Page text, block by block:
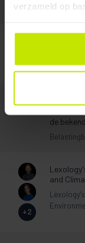
verzameld op
/
Tijdschrift
de
and
+2